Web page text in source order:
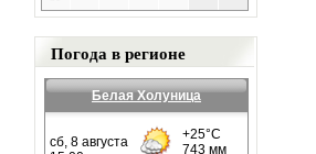
Погода в регионе
Белая Холуница